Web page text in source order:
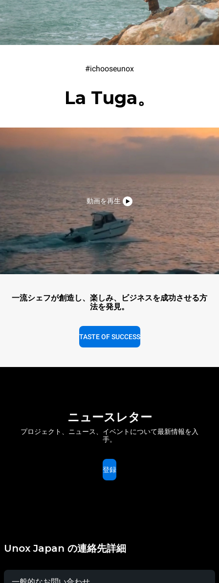
#ichooseunox
La Tuga。
動画を再生
一流シェフが創造し、楽しみ、ビジネスを成功させる方
法を発見。
TASTE OF SUCCESS
ニュースレター
プロジェクト、ニュース、イベントについて最新情報を入
手。
登録
Unox Japan の連絡先詳細